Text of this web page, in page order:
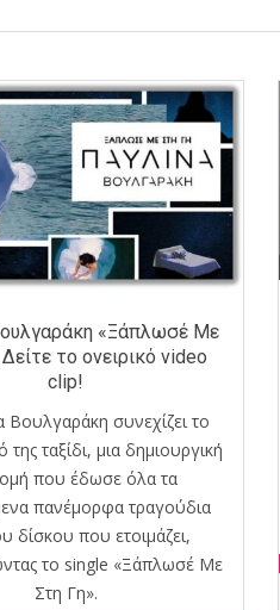
«Ξάπλωσέ Με
το ονειρικό video
clip!
Βουλγαράκη συνεχίζει το
της ταξίδι, μια δημιουργική
που έδωσε όλα τα
πανέμορφα τραγούδια
δίσκου που ετοιμάζει,
το single «Ξάπλωσέ Με
Στη Γη».